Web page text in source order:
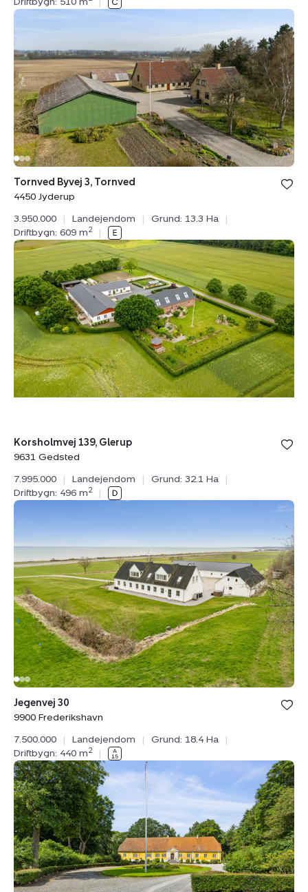
Byvej
3,
Tornved,
4450
Jyderup
Bolig er
under
Tornved Byvej 3, Tornved
4450 Jyderup
3.950.000
| Landejendom | Grund: 13.3 Ha
|
Driftbygn: 609 m2 |
Landejendom:
Korsholmvej
139,
Glerup,
9631
Gedsted
Bolig er
under
Korsholmvej 139, Glerup
9631 Gedsted
7.995.000
| Landejendom | Grund: 32.1 Ha
|
Driftbygn: 496 m2 |
30,
9900
Frederikshavn
Bolig er
under
Jegenvej 30
9900 Frederikshavn
7.500.000
| Landejendom | Grund: 18.4 Ha
|
Driftbygn: 440 m2 |
Landejendom:
Quelstrupvej
1,
8420
Knebel